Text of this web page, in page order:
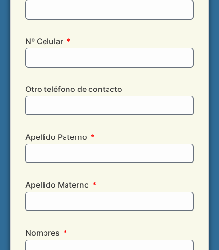
Nº Celular
Otro teléfono de contacto
Apellido Paterno
Apellido Materno
Nombres